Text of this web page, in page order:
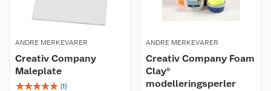
ANDRE MERKEVARER
Creativ Company
Maleplate
☆☆☆☆☆ (1)
ANDRE MERKEVARER
Creativ Company Foam
Clay®
modelleringsperler